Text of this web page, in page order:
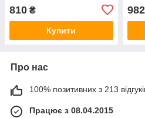
810 ₴
Купити
982
Про нас
100% позитивних з 213
Працює з 08.04.2015